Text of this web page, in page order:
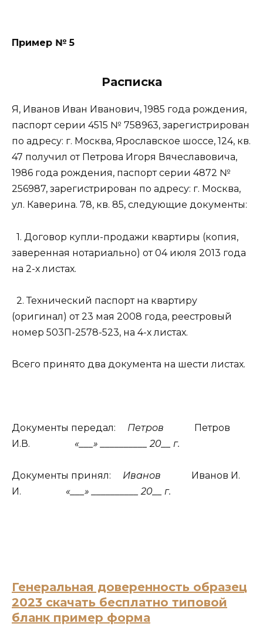
Пример № 5
Расписка
Я, Иванов Иван Иванович, 1985 года рождения,
паспорт серии 4515 № 758963, зарегистрирован
по адресу: г. Москва, Ярославское шоссе, 124, кв.
47 получил от Петрова Игоря Вячеславовича,
1986 года рождения, паспорт серии 4872 №
256987, зарегистрирован по адресу: г. Москва,
ул. Каверина. 78, кв. 85, следующие документы:
1. Договор купли-продажи квартиры (копия,
заверенная нотариально) от 04 июля 2013 года
на 2-х листах.
2. Технический паспорт на квартиру
(оригинал) от 23 мая 2008 года, реестровый
номер 503П-2578-523, на 4-х листах.
Всего принято два документа на шести листах.
Документы передал: Петров
Петров
И.В.
«___» __________ 20__ г.
Документы принял: Иванов
Иванов И.
И.
«___» __________ 20__ г.
Генеральная доверенность образец
2023 скачать бесплатно типовой
бланк пример форма